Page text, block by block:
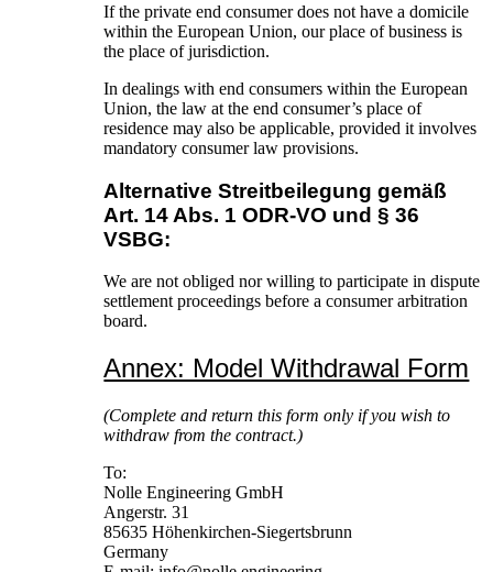
If the private end consumer does not have a domicile
within the European Union, our place of business is
the place of jurisdiction.
In dealings with end consumers within the European
Union, the law at the end consumer’s place of
residence may also be applicable, provided it involves
mandatory consumer law provisions.
Alternative Streitbeilegung gemäß
Art. 14 Abs. 1 ODR-VO und § 36
VSBG:
We are not obliged nor willing to participate in dispute
settlement proceedings before a consumer arbitration
board.
Annex: Model Withdrawal Form
(Complete and return this form only if you wish to
withdraw from the contract.)
To:
Nolle Engineering GmbH
Angerstr. 31
85635 Höhenkirchen-Siegertsbrunn
Germany